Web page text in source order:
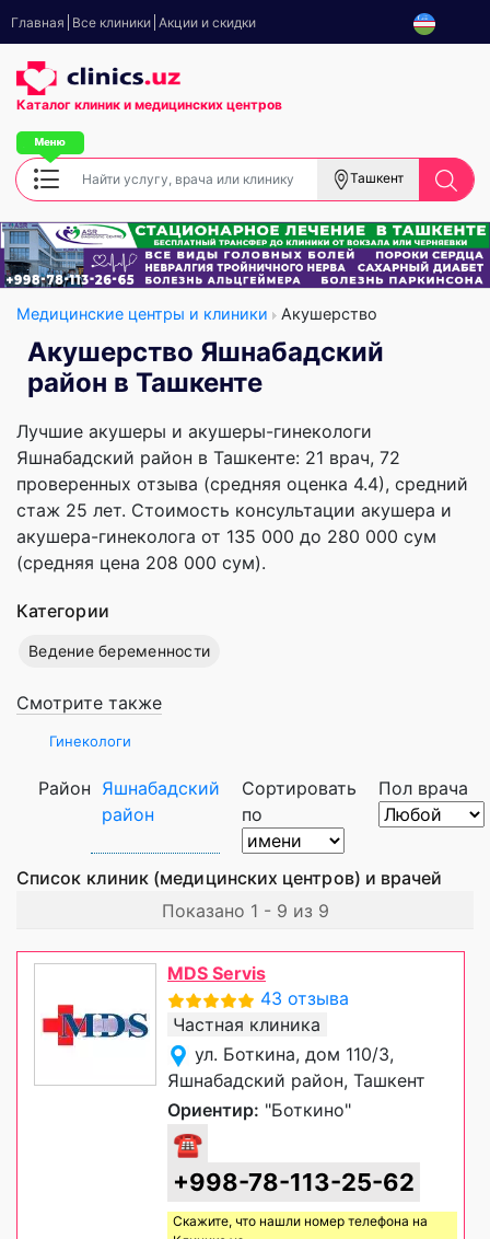
Главная Все клиники Акции и скидки
Каталог клиник и медицинских центров
Ташкент
Медицинские центры и клиники Акушерство
Акушерство Яшнабадский
район в Ташкенте
Лучшие акушеры и акушеры-гинекологи
Яшнабадский район в Ташкенте: 21 врач, 72
проверенных отзыва (средняя оценка 4.4), cредний
стаж 25 лет. Стоимость консультации акушера и
акушера-гинеколога от 135 000 до 280 000 сум
(средняя цена 208 000 сум).
Категории
Ведение беременности
Смотрите также
Гинекологи
Район Яшнабадский
район
Сортировать
по
Пол врача
Список клиник (медицинских центров) и врачей
Показано 1 - 9 из 9
MDS Servis
43 отзыва
Частная клиника
ул. Боткина, дом 110/3,
Яшнабадский район, Ташкент
Ориентир: "Боткино"
☎
+998-78-113-25-62
Скажите, что нашли номер телефона на